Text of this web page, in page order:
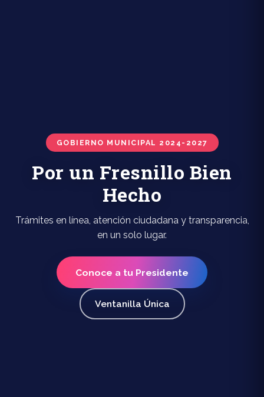
GOBIERNO MUNICIPAL 2024-2027
Por un Fresnillo Bien
Hecho
Trámites en línea, atención ciudadana y transparencia,
en un solo lugar.
Conoce a tu Presidente
Ventanilla Única